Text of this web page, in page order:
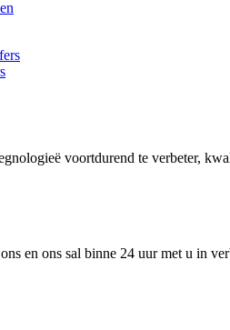
voortdurend te verbeter,
en ons sal binne 24 uur met u in